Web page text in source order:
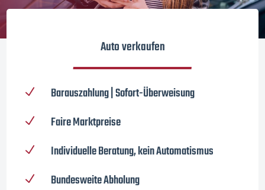
Auto verkaufen
N Barauszahlung | Sofort-Überweisung
N Faire Marktpreise
N Individuelle Beratung, kein Automatismus
N Bundesweite Abholung